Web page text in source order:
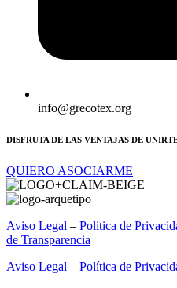
info@grecotex.org
DISFRUTA DE LAS VENTAJAS DE
QUIERO ASOCIARME
Aviso Legal – Política de
de Transparencia
Aviso Legal – Política de